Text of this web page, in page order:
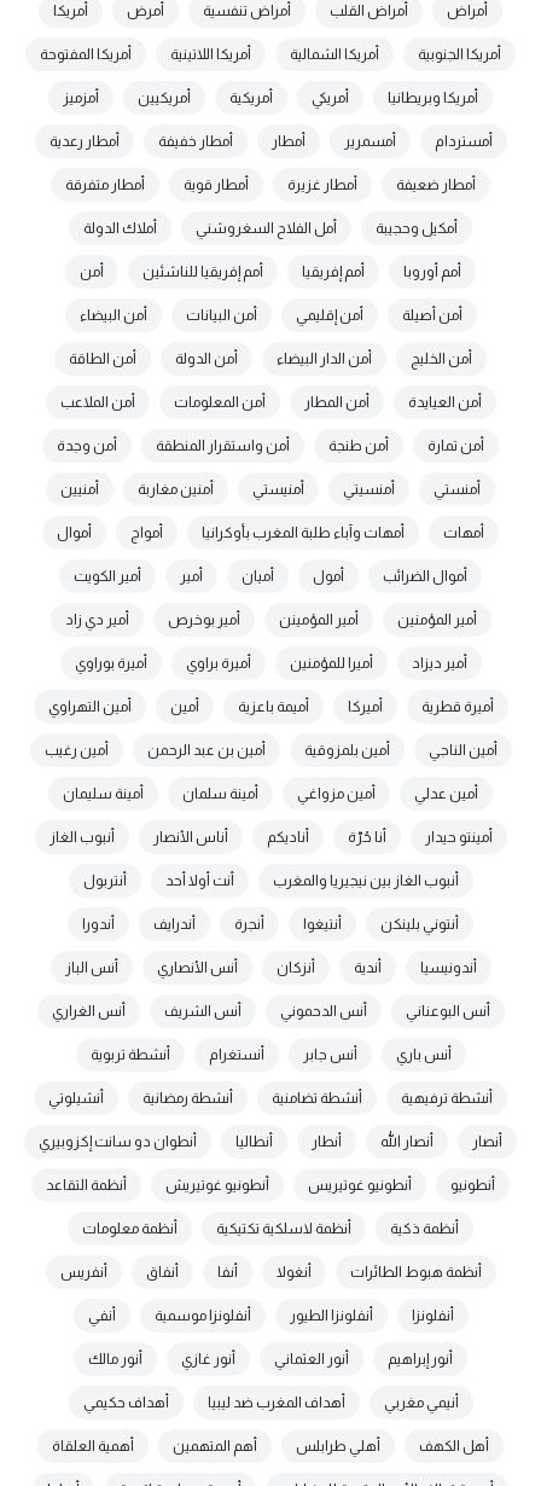
أمراض أمراض القلب أمراض تنفسية أمرض أمريكا
أمريكا الجنوبية أمريكا الشمالية أمريكا اللاتينية أمريكا المفتوحة
أمريكا وبريطانيا أمريكي أمريكية أمريكيين أمزميز
أمستردام أمسمرير أمطار أمطار خفيفة أمطار رعدية
أمطار ضعيفة أمطار غزيرة أمطار قوية أمطار متفرقة
أمكيل وحجيبة أمل الفلاح السغروشني أملاك الدولة
أمم أوروبا أمم إفريقيا أمم إفريقيا للناشئين أمن
أمن أصيلة أمن إقليمي أمن البيانات أمن البيضاء
أمن الخليج أمن الدار البيضاء أمن الدولة أمن الطاقة
أمن العيايدة أمن المطار أمن المعلومات أمن الملاعب
أمن تمارة أمن طنجة أمن واستقرار المنطقة أمن وجدة
أمنستي أمنسيتي أمنيستي أمنين مغاربة أمنيين
أمهات أمهات وآباء طلبة المغرب بأوكرانيا أمواج أموال
أموال الضرائب أمول أميان أمير أمير الكويت
أمير المؤمنين أمير المؤمينن أمير بوخرص أمير دي زاد
أمير ديزاد أميرا للمؤمنين أميرة براوي أميرة بوراوي
أميرة قطرية أميركا أميمة باعزية أمين أمين التهراوي
أمين الناجي أمين بلمزوقية أمين بن عبد الرحمن أمين رغيب
أمين عدلي أمين مزواغي أمينة سلمان أمينة سليمان
أمينتو حيدار أنا حُرّة أناديكم أناس الأنصار أنبوب الغاز
أنبوب الغاز بين نيجيريا والمغرب أنت أولا أحد أنتربول
أنتوني بلينكن أنتيغوا أنجرة أندرايف أندورا
أندونيسيا أندية أنزكان أنس الأنصاري أنس الباز
أنس البوعناني أنس الدحموني أنس الشريف أنس الغراري
أنس باري أنس جابر أنستغرام أنشطة تربوية
أنشطة ترفيهية أنشطة تضامنية أنشطة رمضانية أنشيلوتي
أنصار أنصار الله أنطار أنطاليا أنطوان دو سانت إكزوبيري
أنطونيو أنطونيو غوتيريس أنطونيو غوتيريش أنظمة التقاعد
أنظمة ذكية أنظمة لاسلكية تكتيكية أنظمة معلومات
أنظمة هبوط الطائرات أنغولا أنفا أنفاق أنفريس
أنفلونزا أنفلونزا الطيور أنفلونزا موسمية أنفي
أنور إبراهيم أنور العثماني أنور غازي أنور مالك
أنيمي مغربي أهداف المغرب ضد ليبيا أهداف حكيمي
أهل الكهف أهلي طرابلس أهم المتهمين أهمية العلقاة